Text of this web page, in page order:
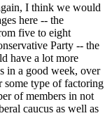
I think we would
here -- the
five to eight
Party -- the
have a lot more
in a good week, over
some type of factoring
of members in not
caucus as well as